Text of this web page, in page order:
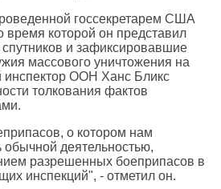
госсекретарем США
которой он представил
и зафиксировавшие
массового уничтожения на
инспектор ООН Ханс Бликс
толкования фактов
о котором нам
деятельностью,
разрешенных боеприпасов в
инспекций", - отметил он.